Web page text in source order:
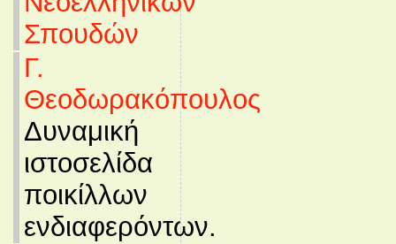
Σπουδών
Γ.
Θεοδωρακόπουλος
Δυναμική
ιστοσελίδα
ποικίλλων
ενδιαφερόντων.